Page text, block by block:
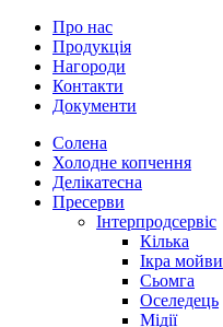
Про нас
Продукція
Нагороди
Контакти
Документи
Солена
Холодне копчення
Делікатесна
Пресерви
Інтерпродсервіс
Кілька
Ікра мойви
Сьомга
Оселедець
Мідії